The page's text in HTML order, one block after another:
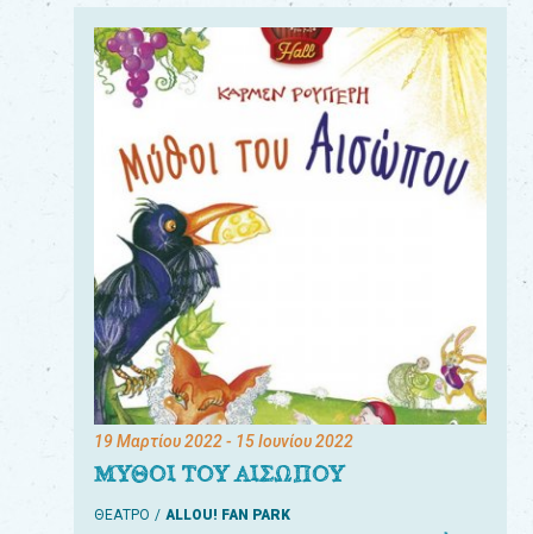
19 Μαρτίου 2022- 15 Ιουνίου 2022
ΜΥΘΟΙ ΤΟΥ ΑΙΣΩΠΟΥ
ΘΕΑΤΡΟ ALLOU! FAN PARK